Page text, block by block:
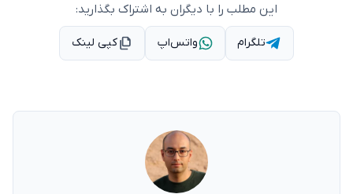
این مطلب را با دیگران به اشتراک بگذارید:
تلگرام واتس‌اپ کپی لینک